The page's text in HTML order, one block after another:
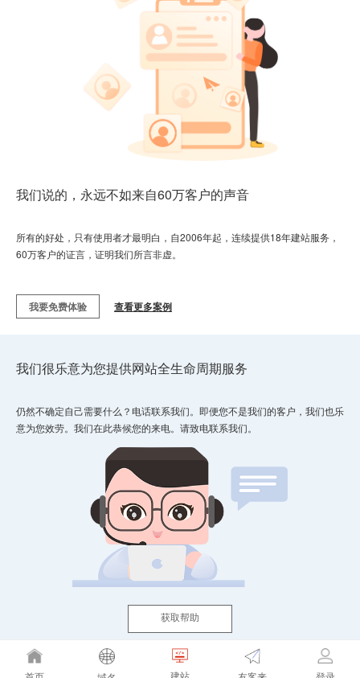
我们说的，永远不如来自60万客户的声音
所有的好处，只有使用者才最明白，自2006年起，连续提供18年建站服务，
60万客户的证言，证明我们所言非虚。
我要免费体验 查看更多案例
我们很乐意为您提供网站全生命周期服务
仍然不确定自己需要什么？电话联系我们。即便您不是我们的客户，我们也乐
意为您效劳。我们在此恭候您的来电。请致电联系我们。
获取帮助
建站